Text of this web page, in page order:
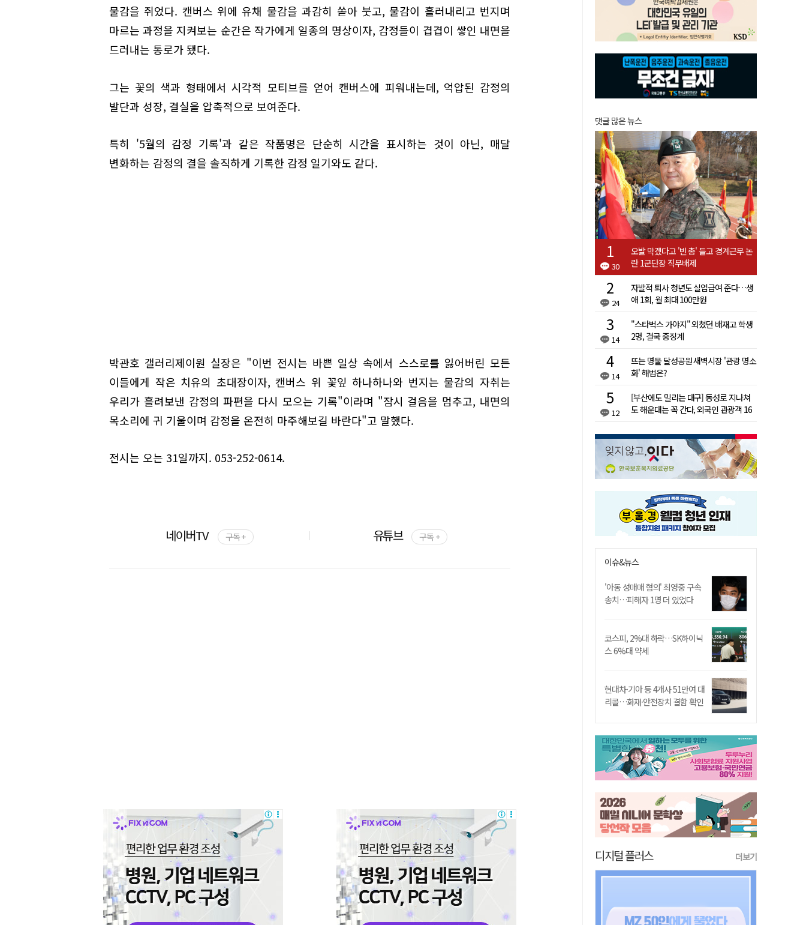
물감을 쥐었다. 캔버스 위에 유채 물감을 과감히 쏟아 붓고, 물감이 흘러내리고 번지며
마르는 과정을 지켜보는 순간은 작가에게 일종의 명상이자, 감정들이 겹겹이 쌓인 내면을
드러내는 통로가 됐다.
그는 꽃의 색과 형태에서 시각적 모티브를 얻어 캔버스에 피워내는데, 억압된 감정의
발단과 성장, 결실을 압축적으로 보여준다.
특히 '5월의 감정 기록'과 같은 작품명은 단순히 시간을 표시하는 것이 아닌, 매달
변화하는 감정의 결을 솔직하게 기록한 감정 일기와도 같다.
박관호 갤러리제이원 실장은 "이번 전시는 바쁜 일상 속에서 스스로를 잃어버린 모든
이들에게 작은 치유의 초대장이자, 캔버스 위 꽃잎 하나하나와 번지는 물감의 자취는
우리가 흘려보낸 감정의 파편을 다시 모으는 기록"이라며 "잠시 걸음을 멈추고, 내면의
목소리에 귀 기울이며 감정을 온전히 마주해보길 바란다"고 말했다.
전시는 오는 31일까지. 053-252-0614.
네이버TV 구독 + 유튜브 구독 +
댓글 많은 뉴스
30
오발 막겠다고 '빈 총' 들고 경계근무 논
란 1군단장 직무배제
24
자발적 퇴사 청년도 실업급여 준다…생
애 1회, 월 최대 100만원
14
"스타벅스 가야지" 외쳤던 배재고 학생
2명, 결국 중징계
14
뜨는 명물 달성공원 새벽시장 '관광 명소
화' 해법은?
12
[부산에도 밀리는 대구] 동성로 지나쳐
도 해운대는 꼭 간다, 외국인 관광객 16
이슈&뉴스
'아동 성매매 혐의' 최영중 구속
송치…피해자 1명 더 있었다
코스피, 2%대 하락…SK하이닉
스 6%대 약세
현대차·기아 등 4개사 51만여 대
리콜…화재·안전장치 결함 확인
디지털 플러스 더보기